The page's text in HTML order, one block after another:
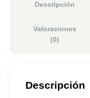
Descripción
Valoraciones
(0)
Descripción